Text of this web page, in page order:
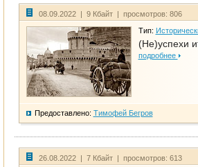
08.09.2022 | 9 Кбайт | просмотров: 806
Тип:
(Не)успехи
подробнее
Предоставлено: Тимофей Бегров
26.08.2022 | 7 Кбайт | просмотров: 613